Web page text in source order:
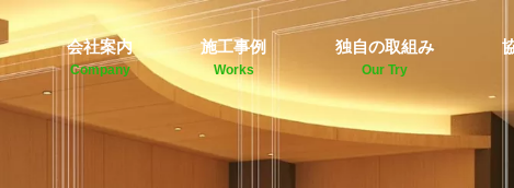
会社案内
Company
施工事例
Works
独自の取組み
Our Try